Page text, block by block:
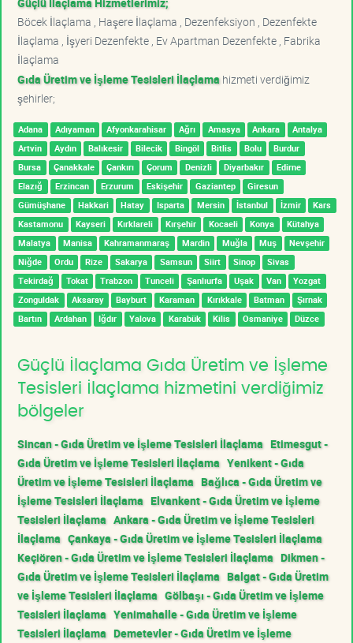
Böcek İlaçlama , Haşere İlaçlama , Dezenfeksiyon , Dezenfekte
İlaçlama , İşyeri Dezenfekte , Ev Apartman Dezenfekte , Fabrika
İlaçlama
Gıda Üretim ve İşleme Tesisleri İlaçlama hizmeti verdiğimiz
şehirler;
Adana Adıyaman Afyonkarahisar Ağrı Amasya Ankara
Antalya
Artvin
Aydın Balıkesir Bilecik Bingöl Bitlis Bolu
Burdur
Bursa
Çanakkale Çankırı Çorum Denizli Diyarbakır
Edirne
Elazığ
Erzincan Erzurum Eskişehir Gaziantep
Giresun
Gümüşhane
Hakkari Hatay Isparta Mersin İstanbul İzmir
Kars
Kastamonu
Kayseri Kırklareli Kırşehir Kocaeli Konya
Kütahya
Malatya
Manisa Kahramanmaraş Mardin Muğla Muş
Nevşehir
Niğde
Ordu Rize Sakarya Samsun Siirt Sinop
Sivas
Tekirdağ
Tokat Trabzon Tunceli Şanlıurfa Uşak Van
Yozgat
Zonguldak
Aksaray Bayburt Karaman Kırıkkale Batman
Şırnak
Bartın
Ardahan Iğdır Yalova Karabük Kilis Osmaniye Düzce
Güçlü İlaçlama Gıda Üretim ve İşleme
Tesisleri İlaçlama hizmetini verdiğimiz
bölgeler
Sincan - Gıda Üretim ve İşleme Tesisleri İlaçlama Etimesgut -
Gıda Üretim ve İşleme Tesisleri İlaçlama Yenikent - Gıda
Üretim ve İşleme Tesisleri İlaçlama Bağlıca - Gıda Üretim ve
İşleme Tesisleri İlaçlama Elvankent - Gıda Üretim ve İşleme
Tesisleri İlaçlama Ankara - Gıda Üretim ve İşleme Tesisleri
İlaçlama Çankaya - Gıda Üretim ve İşleme Tesisleri İlaçlama
Keçiören - Gıda Üretim ve İşleme Tesisleri İlaçlama Dikmen -
Gıda Üretim ve İşleme Tesisleri İlaçlama Balgat - Gıda Üretim
ve İşleme Tesisleri İlaçlama Gölbaşı - Gıda Üretim ve İşleme
Tesisleri İlaçlama Yenimahalle - Gıda Üretim ve İşleme
Tesisleri İlaçlama Demetevler - Gıda Üretim ve İşleme